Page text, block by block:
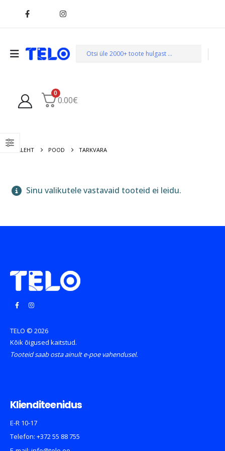
0
0.00€
AVALEHT POOD TARKVARA
Sinu valikutele vastavaid tooteid ei leidu.
TELO © 2026
Kõik õigused kaitstud.
Tooteid saab osta ainult e-poe vahendusel.
Klienditeenidus
E-R 10-17
Telefon: +372 55 88 755